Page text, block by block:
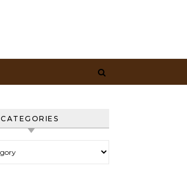
CATEGORIES